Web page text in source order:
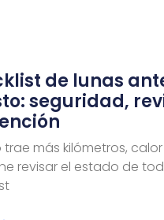
de lunas
seguridad,
más kilómetros,
revisar el estado de